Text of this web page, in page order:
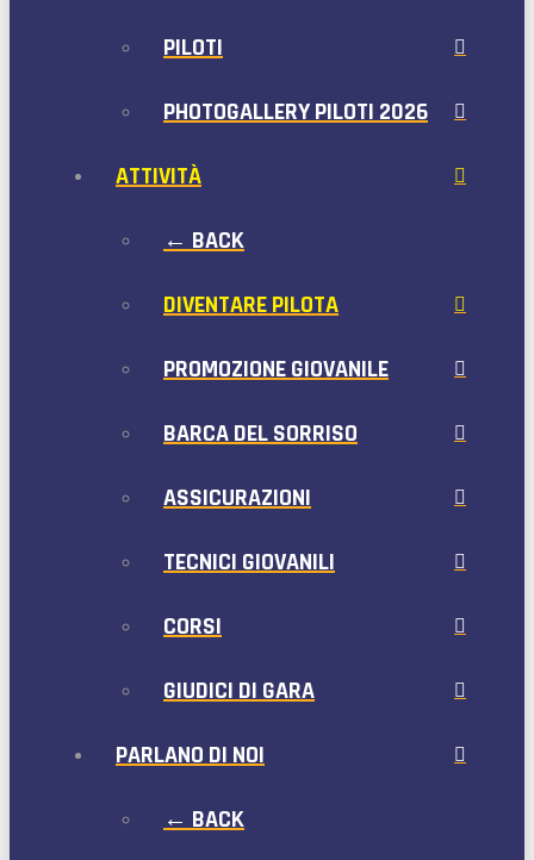
PILOTI
PHOTOGALLERY PILOTI 2026
ATTIVITÀ
← BACK
DIVENTARE PILOTA
PROMOZIONE GIOVANILE
BARCA DEL SORRISO
ASSICURAZIONI
TECNICI GIOVANILI
CORSI
GIUDICI DI GARA
PARLANO DI NOI
← BACK